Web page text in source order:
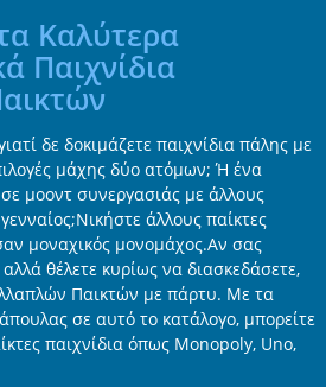
Καλύτερα
Παιχνίδια
δε δοκιμάζετε παιχνίδια πάλης με
μάχης δύο ατόμων; Ή ένα
μοοντ συνεργασιάς με άλλους
άλλους παίκτες
μοναχικός μονομάχος.Αν σας
θέλετε κυρίως να διασκεδάσετε,
Παικτών με πάρτυ. Με τα
σε αυτό το κατάλογο, μπορείτε
παιχνίδια όπως Monopoly, Uno,